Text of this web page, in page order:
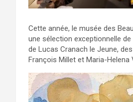
Cette année, le musée des
une sélection exceptionnelle
de Lucas Cranach le Jeune,
François Millet et Maria-Helena